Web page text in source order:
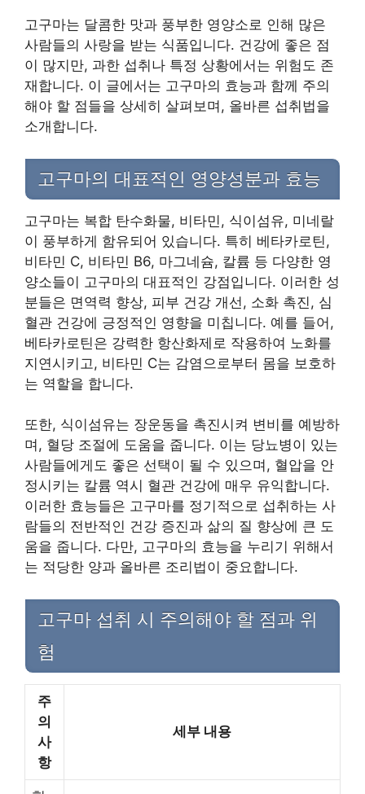
고구마는 달콤한 맛과 풍부한 영양소로 인해 많은
사람들의 사랑을 받는 식품입니다. 건강에 좋은 점
이 많지만, 과한 섭취나 특정 상황에서는 위험도 존
재합니다. 이 글에서는 고구마의 효능과 함께 주의
해야 할 점들을 상세히 살펴보며, 올바른 섭취법을
소개합니다.
고구마의 대표적인 영양성분과 효능
고구마는 복합 탄수화물, 비타민, 식이섬유, 미네랄
이 풍부하게 함유되어 있습니다. 특히 베타카로틴,
비타민 C, 비타민 B6, 마그네슘, 칼륨 등 다양한 영
양소들이 고구마의 대표적인 강점입니다. 이러한 성
분들은 면역력 향상, 피부 건강 개선, 소화 촉진, 심
혈관 건강에 긍정적인 영향을 미칩니다. 예를 들어,
베타카로틴은 강력한 항산화제로 작용하여 노화를
지연시키고, 비타민 C는 감염으로부터 몸을 보호하
는 역할을 합니다.
또한, 식이섬유는 장운동을 촉진시켜 변비를 예방하
며, 혈당 조절에 도움을 줍니다. 이는 당뇨병이 있는
사람들에게도 좋은 선택이 될 수 있으며, 혈압을 안
정시키는 칼륨 역시 혈관 건강에 매우 유익합니다.
이러한 효능들은 고구마를 정기적으로 섭취하는 사
람들의 전반적인 건강 증진과 삶의 질 향상에 큰 도
움을 줍니다. 다만, 고구마의 효능을 누리기 위해서
는 적당한 양과 올바른 조리법이 중요합니다.
고구마 섭취 시 주의해야 할 점과 위
험
주
의
사
항
세부 내용